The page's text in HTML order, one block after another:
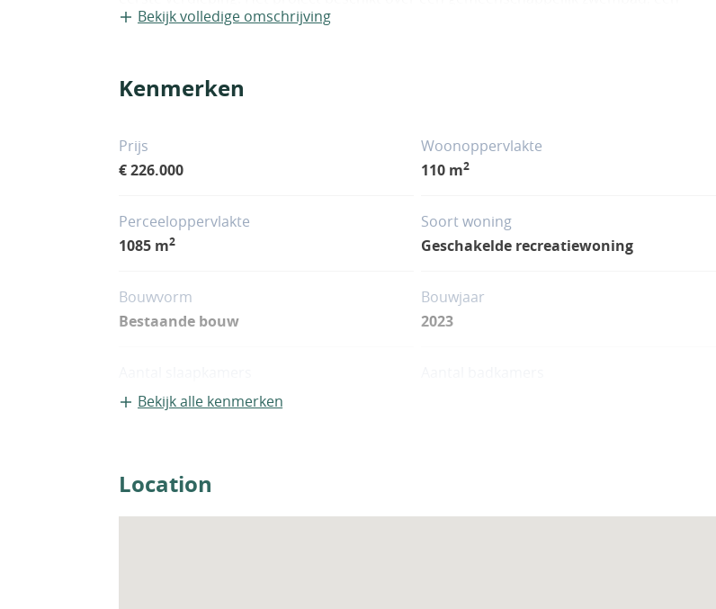
aangelegde tuin, zonne-energie voor elk appartement, een intercomsysteem en een
De appartementen hebben beveiligde stalen buitendeuren, gelakte houten
Bekijk volledige omschrijving
Kenmerken
Prijs
€ 226.000
Woonoppervlakte
110 m2
Perceeloppervlakte
1085 m2
Soort woning
Geschakelde recreatiewoning
Bouwvorm
Bestaande bouw
Bouwjaar
2023
2
Airco
Zwembad
Bekijk alle kenmerken
Location